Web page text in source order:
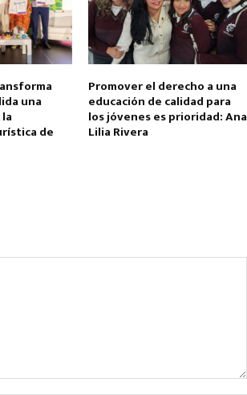
una
de
Promover el derecho a una
educación de calidad para
los jóvenes es prioridad: Ana
Lilia Rivera